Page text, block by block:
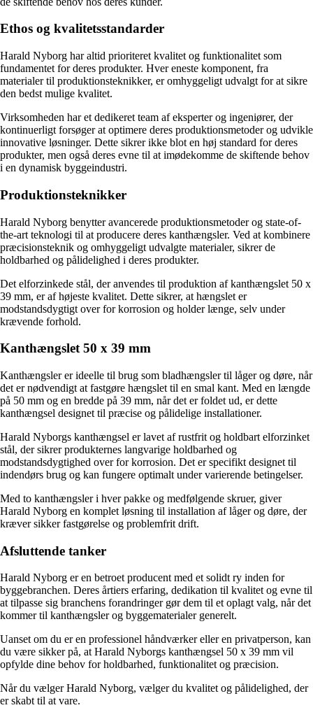
Ethos og kvalitetsstandarder
Harald Nyborg har altid prioriteret kvalitet og funktionalitet som
fundamentet for deres produkter. Hver eneste komponent, fra
materialer til produktionsteknikker, er omhyggeligt udvalgt for at sikre
den bedst mulige kvalitet.
Virksomheden har et dedikeret team af eksperter og ingeniører, der
kontinuerligt forsøger at optimere deres produktionsmetoder og udvikle
innovative løsninger. Dette sikrer ikke blot en høj standard for deres
produkter, men også deres evne til at imødekomme de skiftende behov
i en dynamisk byggeindustri.
Produktionsteknikker
Harald Nyborg benytter avancerede produktionsmetoder og state-of-
the-art teknologi til at producere deres kanthængsler. Ved at kombinere
præcisionsteknik og omhyggeligt udvalgte materialer, sikrer de
holdbarhed og pålidelighed i deres produkter.
Det elforzinkede stål, der anvendes til produktion af kanthængslet 50 x
39 mm, er af højeste kvalitet. Dette sikrer, at hængslet er
modstandsdygtigt over for korrosion og holder længe, selv under
krævende forhold.
Kanthængslet 50 x 39 mm
Kanthængsler er ideelle til brug som bladhængsler til låger og døre, når
det er nødvendigt at fastgøre hængslet til en smal kant. Med en længde
på 50 mm og en bredde på 39 mm, når det er foldet ud, er dette
kanthængsel designet til præcise og pålidelige installationer.
Harald Nyborgs kanthængsel er lavet af rustfrit og holdbart elforzinket
stål, der sikrer produkternes langvarige holdbarhed og
modstandsdygtighed over for korrosion. Det er specifikt designet til
indendørs brug og kan fungere optimalt under varierende betingelser.
Med to kanthængsler i hver pakke og medfølgende skruer, giver
Harald Nyborg en komplet løsning til installation af låger og døre, der
kræver sikker fastgørelse og problemfrit drift.
Afsluttende tanker
Harald Nyborg er en betroet producent med et solidt ry inden for
byggebranchen. Deres årtiers erfaring, dedikation til kvalitet og evne til
at tilpasse sig branchens forandringer gør dem til et oplagt valg, når det
kommer til kanthængsler og byggematerialer generelt.
Uanset om du er en professionel håndværker eller en privatperson, kan
du være sikker på, at Harald Nyborgs kanthængsel 50 x 39 mm vil
opfylde dine behov for holdbarhed, funktionalitet og præcision.
Når du vælger Harald Nyborg, vælger du kvalitet og pålidelighed, der
er skabt til at vare.